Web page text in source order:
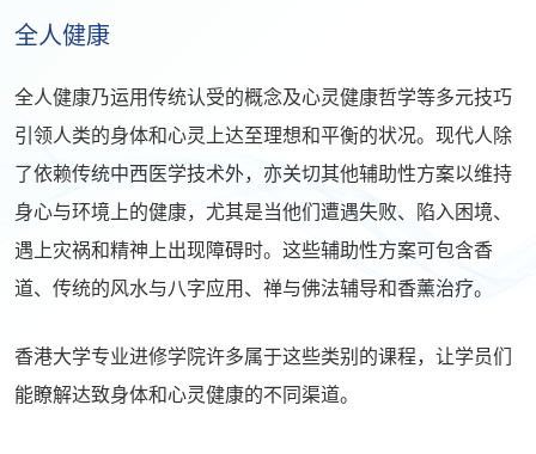
全人健康
全人健康乃运用传统认受的概念及心灵健康哲学等多元技巧
引领人类的身体和心灵上达至理想和平衡的状况。现代人除
了依赖传统中西医学技术外，亦关切其他辅助性方案以维持
身心与环境上的健康，尤其是当他们遭遇失败、陷入困境、
遇上灾祸和精神上出现障碍时。这些辅助性方案可包含香
道、传统的风水与八字应用、禅与佛法辅导和香薰治疗。
香港大学专业进修学院许多属于这些类别的课程，让学员们
能瞭解达致身体和心灵健康的不同渠道。